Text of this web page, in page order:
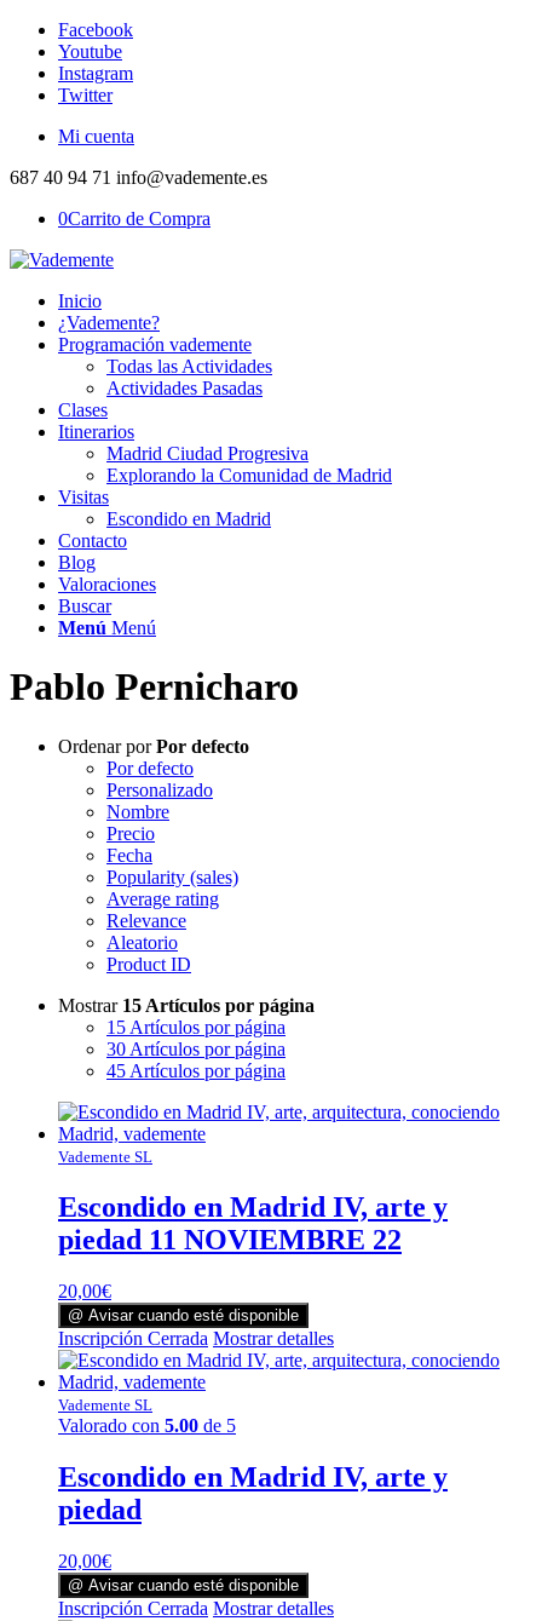
Facebook
Youtube
Instagram
Twitter
Mi cuenta
687 40 94 71 info@vademente.es
0Carrito de Compra
Inicio
¿Vademente?
Programación vademente
Todas las Actividades
Actividades Pasadas
Clases
Itinerarios
Madrid Ciudad Progresiva
Explorando la Comunidad de Madrid
Visitas
Escondido en Madrid
Contacto
Blog
Valoraciones
Buscar
Menú Menú
Pablo Pernicharo
Ordenar porPor defecto
Por defecto
Personalizado
Nombre
Precio
Fecha
Popularity (sales)
Average rating
Relevance
Aleatorio
Product ID
Mostrar 15 Artículos por página
15 Artículos por página
30 Artículos por página
45 Artículos por página
Vademente SL
Escondido en Madrid IV, arte y
piedad 11 NOVIEMBRE 22
20,00€
@ Avisar cuando esté disponible
Inscripción Cerrada Mostrar detalles
Vademente SL
Valorado con 5.00 de 5
Escondido en Madrid IV, arte y
piedad
20,00€
@ Avisar cuando esté disponible
Inscripción Cerrada Mostrar detalles